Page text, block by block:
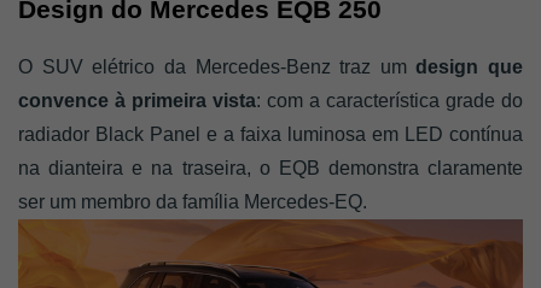
Design do Mercedes EQB 250
O SUV elétrico da Mercedes-Benz traz um design que
convence à primeira vista: com a característica grade do
radiador Black Panel e a faixa luminosa em LED contínua
na dianteira e na traseira, o EQB demonstra claramente
ser um membro da família Mercedes-EQ.